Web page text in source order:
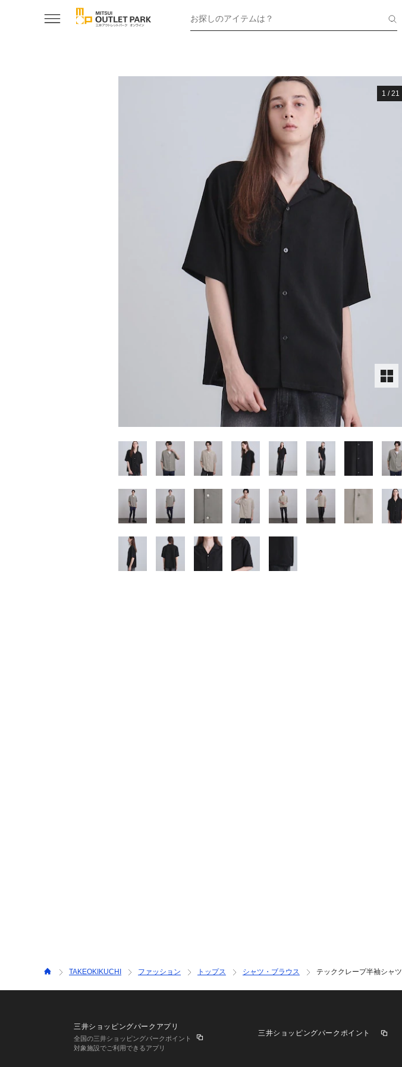
お探しのアイテムは？
1 /21
TAKEOKIKUCHI ファッション トップス シャツ・ブラウス テッククレープ半袖シャツ
三井ショッピングパークアプリ
全国の三井ショッピングパークポイント
対象施設でご利用できるアプリ
三井ショッピングパークポイント